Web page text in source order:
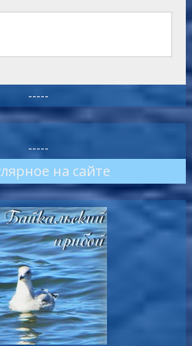
-----
-----
на сайте